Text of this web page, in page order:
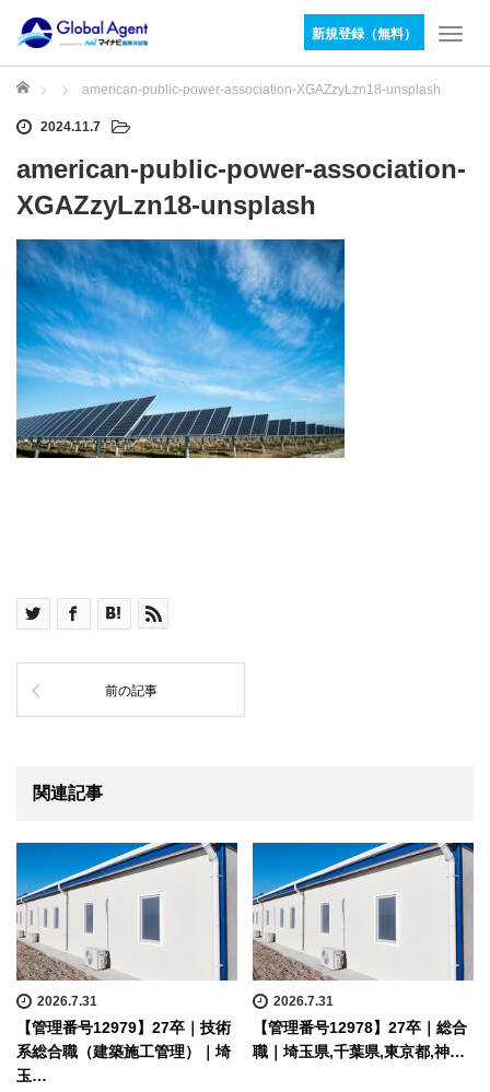
新規登録（無料）
T
n
ホーム american-public-power-association-XGAZzyLzn18-unsplash
2024.11.7
american-public-power-association-
XGAZzyLzn18-unsplash
前の記事
関連記事
2026.7.31
【管理番号12979】27卒｜技術
系総合職（建築施工管理）｜埼
玉…
2026.7.31
【管理番号12978】27卒｜総合
職｜埼玉県,千葉県,東京都,神…